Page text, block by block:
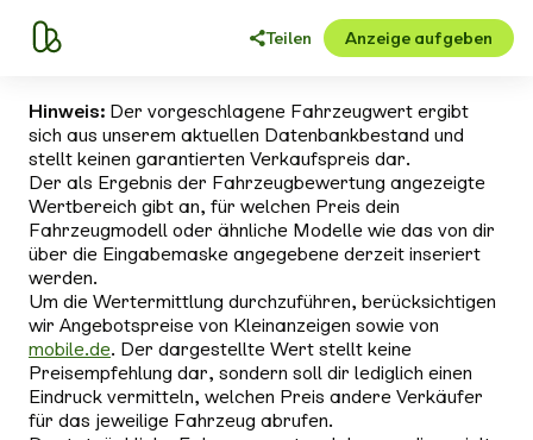
Teilen Anzeige aufgeben
Hinweis: Der vorgeschlagene Fahrzeugwert ergibt
sich aus unserem aktuellen Datenbankbestand und
stellt keinen garantierten Verkaufspreis dar.
Der als Ergebnis der Fahrzeugbewertung angezeigte
Wertbereich gibt an, für welchen Preis dein
Fahrzeugmodell oder ähnliche Modelle wie das von dir
über die Eingabemaske angegebene derzeit inseriert
werden.
Um die Wertermittlung durchzuführen, berücksichtigen
wir Angebotspreise von Kleinanzeigen sowie von
mobile.de. Der dargestellte Wert stellt keine
Preisempfehlung dar, sondern soll dir lediglich einen
Eindruck vermitteln, welchen Preis andere Verkäufer
für das jeweilige Fahrzeug abrufen.